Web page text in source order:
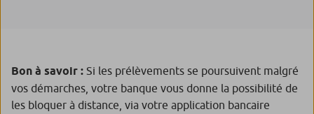
Bon à savoir : Si les prélèvements se poursuivent malgré
vos démarches, votre banque vous donne la possibilité de
les bloquer à distance, via votre application bancaire